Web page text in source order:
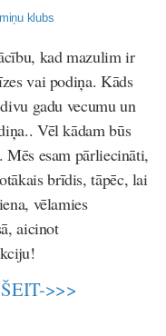
klubs
kad mazulim ir
vai podiņa. Kāds
gadu vecumu un
Vēl kādam būs
esam pārliecināti,
brīdis, tāpēc, lai
vēlamies
aicinot
>>>